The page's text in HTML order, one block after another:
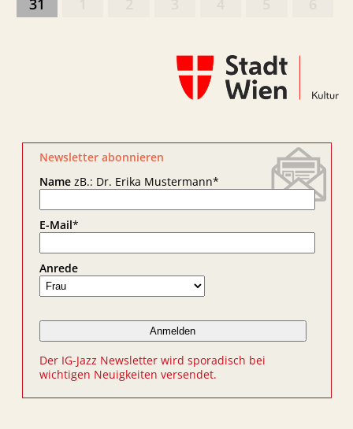
31
Newsletter abonnieren
NamezB.: Dr. Erika Mustermann*
E-Mail*
Anrede
Der IG-Jazz Newsletter wird sporadisch bei
wichtigen Neuigkeiten versendet.